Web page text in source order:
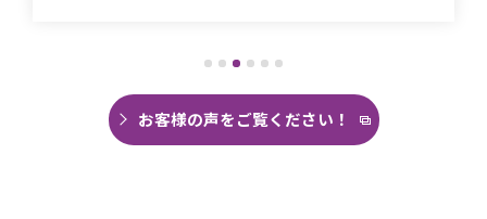
がなく雨の日は憂鬱で仕方ありませんでした。
今回は絶対に原因を特定して修繕してほしいと
思い毎日口コミを見て井澤産業さんにたどり着
くことができました。
お客様の声をご覧ください！